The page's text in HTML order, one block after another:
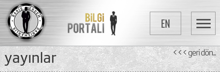
EN
yayinlar <<< geri dön...